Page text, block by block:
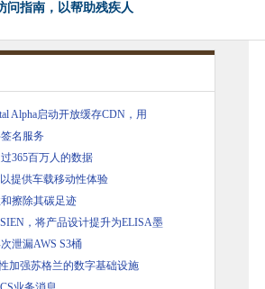
问指南，以帮助残疾人
Alpha启动开放缓存CDN，用
名服务
365百万人的数据
提供车载移动性体验
擦除其碳足迹
，将产品设计提升为ELISA墨
泄漏AWS S3桶
加强苏格兰的数字基础设施